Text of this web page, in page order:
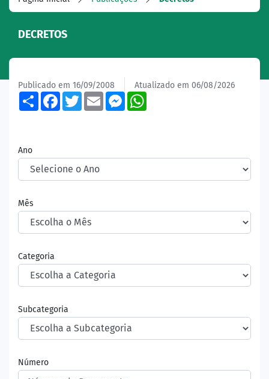
DECRETOS
Publicado em 16/09/2008 Atualizado em 06/08/2026
ShareFacebook
TwitterEmailMessenger
Ano
Mês
Categoria
Subcategoria
Número